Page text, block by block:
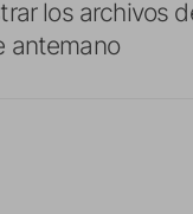
los archivos
antemano